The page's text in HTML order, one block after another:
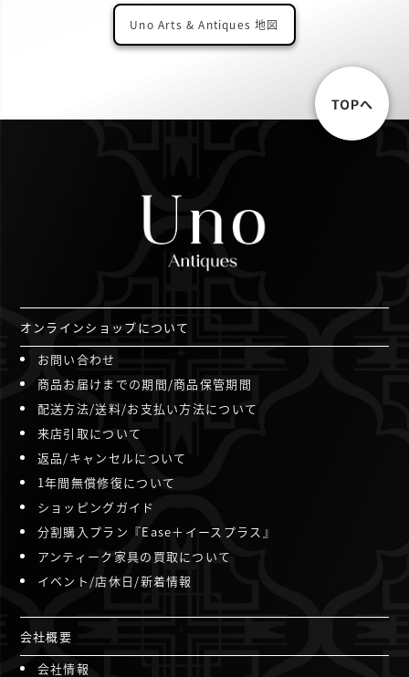
Uno Arts & Antiques 地図
オンラインショップについて
お問い合わせ
商品お届けまでの期間/商品保管期間
配送方法/送料/お支払い方法について
来店引取について
返品/キャンセルについて
1年間無償修復について
ショッピングガイド
分割購入プラン『Ease＋イースプラス』
アンティーク家具の買取について
イベント/店休日/新着情報
会社概要
会社情報